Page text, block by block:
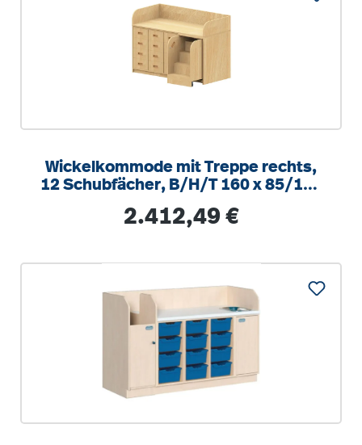
Wickelkommode mit Treppe rechts,
12 Schubfächer, B/H/T 160 x 85/110
Regulärer Preis:
2.412,49 €